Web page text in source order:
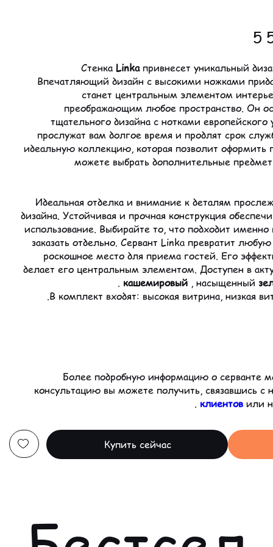
5
Стенка Linkaпривнесет уникальный
Впечатляющий дизайн с высокими ножками
станет центральным элементом
преображающим любое пространство. Он
тщательного дизайна с нотками
прослужат вам долгое время и продлят срок
идеальную коллекцию, которая позволит
можете выбрать дополнительные
Идеальная отделка и внимание к деталям
дизайна. Устойчивая и прочная конструкция
использование. Выбирайте то, что подходит
заказать отдельно. Сервант Linka превратит
роскошное место для приема гостей. Его
делает его центральным элементом. Доступен в
кашемировый , насыщенный
.
консультацию вы можете получить, связавшись с
клиентов или
.
Купить сейчас